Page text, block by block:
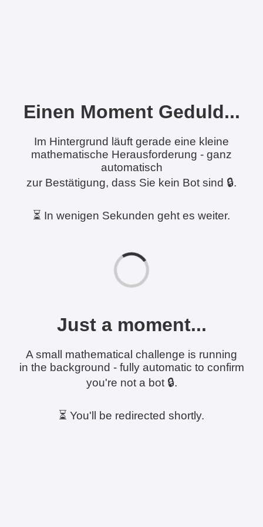
Einen Moment Geduld...
Im Hintergrund läuft gerade eine kleine
mathematische Herausforderung - ganz
automatisch
zur Bestätigung, dass Sie kein Bot sind 🔒.
⏳ In wenigen Sekunden geht es weiter.
Just a moment...
A small mathematical challenge is running
in the background - fully automatic to confirm
you're not a bot 🔒.
⏳ You'll be redirected shortly.